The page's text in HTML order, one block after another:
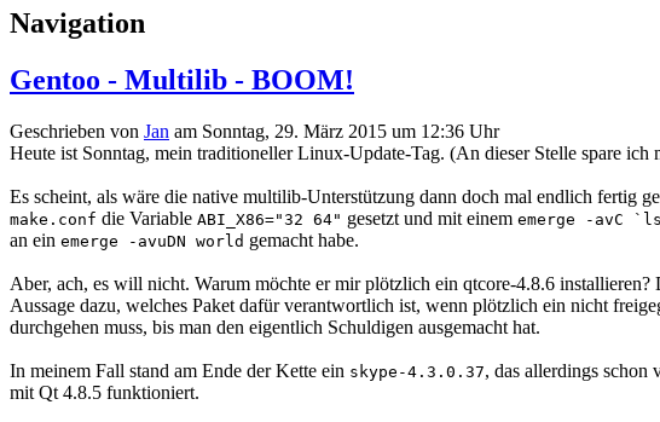
Navigation
Gentoo - Multilib - BOOM!
Geschrieben von Jan am Sonntag, 29. März 2015 um 12:36 Uhr
Heute ist Sonntag, mein traditioneller Linux-Update-Tag. (An dieser Stelle spare
Es scheint, als wäre die native multilib-Unterstützung dann doch mal endlich fertig
make.conf die Variable ABI_X86="32 64" gesetzt und mit einem emerge -avC
an ein emerge -avuDN world gemacht habe.
Aber, ach, es will nicht. Warum möchte er mir plötzlich ein qtcore-4.8.6
Aussage dazu, welches Paket dafür verantwortlich ist, wenn plötzlich ein nicht
durchgehen muss, bis man den eigentlich Schuldigen ausgemacht hat.
In meinem Fall stand am Ende der Kette ein skype-4.3.0.37, das allerdings schon
mit Qt 4.8.5 funktioniert.